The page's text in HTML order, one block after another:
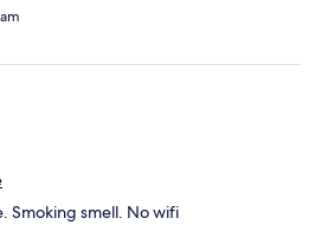
Smoking smell. No wifi